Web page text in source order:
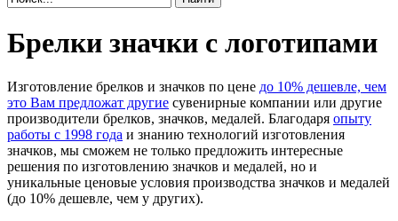
Брелки значки с логотипами
Изготовление брелков и значков по цене до 10% дешевле, чем
это Вам предложат другие сувенирные компании или другие
производители брелков, значков, медалей. Благодаря опыту
работы с 1998 года и знанию технологий изготовления
значков, мы сможем не только предложить интересные
решения по изготовлению значков и медалей, но и
уникальные ценовые условия производства значков и медалей
(до 10% дешевле, чем у других).